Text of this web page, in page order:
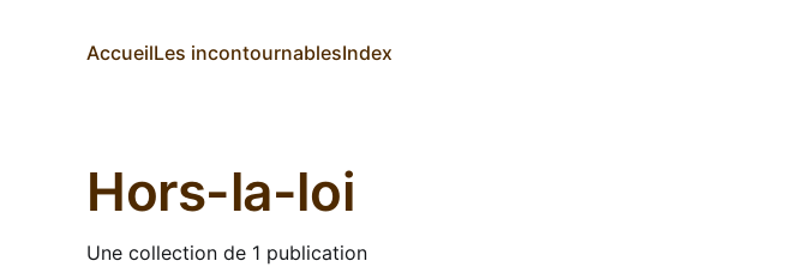
AccueilLes incontournablesIndex
Hors-la-loi
Une collection de 1 publication